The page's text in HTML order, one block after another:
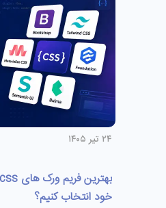
۲۴ تیر ۱۴۰۵
خود انتخاب کنیم؟